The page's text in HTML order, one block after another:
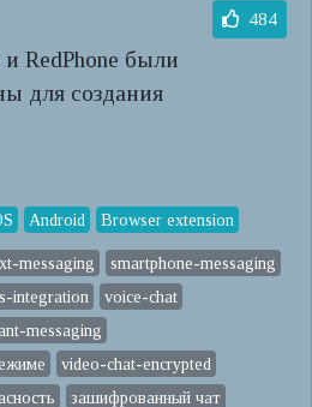
и RedPhone были
для создания
484
Android Browser extension
messaging
smartphone-messaging
integration
voice-chat
messaging
video-chat-encrypted
зашифрованный чат